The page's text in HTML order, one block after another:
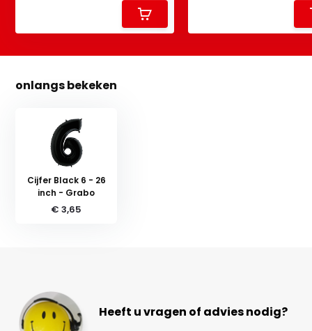
onlangs bekeken
Cijfer Black 6 - 26
inch - Grabo
€ 3,65
Heeft u vragen of advies nodig?